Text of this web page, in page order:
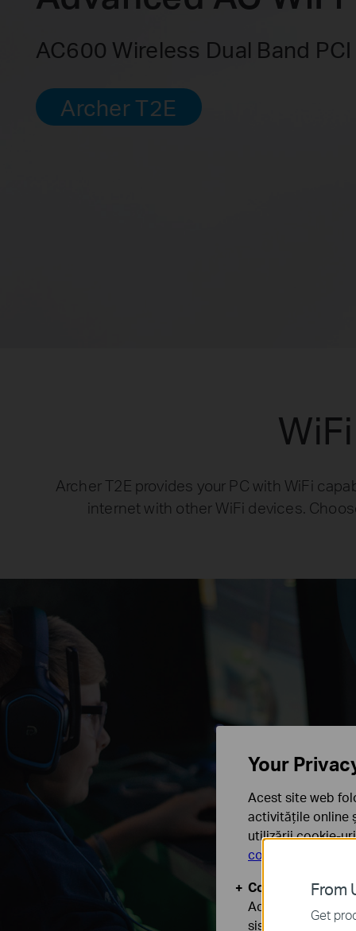
AC600 Wireless Dual Band
Archer T2E
Archer T2E provides your PC with WiFi
internet with other WiFi devices.
From
Get
Your
Acest site web
activitățile online
utilizării cookie-
confidențialitate
Cookie-uri de
Aceste cookie-uri
sistemele tale